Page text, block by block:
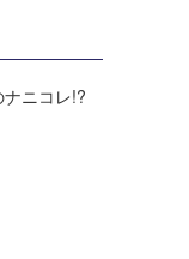
ニコレ!?